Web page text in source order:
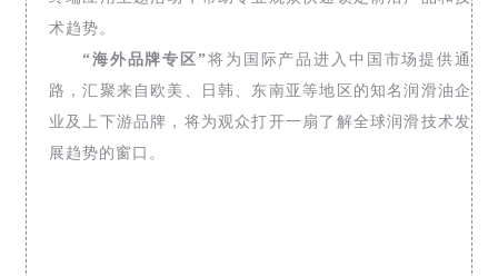
术趋势。
“海外品牌专区”将为国际产品进入中国市场提供通
路，汇聚来自欧美、日韩、东南亚等地区的知名润滑油企
业及上下游品牌，将为观众打开一扇了解全球润滑技术发
展趋势的窗口。